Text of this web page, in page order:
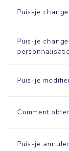
Puis-je
Puis-je
Puis-je
Comment
Puis-je